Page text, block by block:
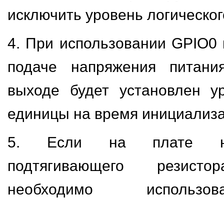
исключить уровень
4. При использовании GPIO0
подаче напряжения
выходе будет установлен
единицы на время
5. Если на плате
подтягивающего
необходимо